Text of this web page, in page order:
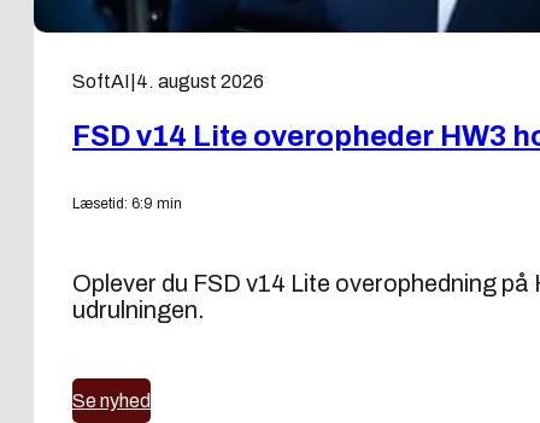
SoftAI 4. august 2026
FSD v14 Lite overopheder HW3
Læsetid: 6:9 min
Oplever du FSD v14 Lite overophedning
udrulningen.
Se nyhed